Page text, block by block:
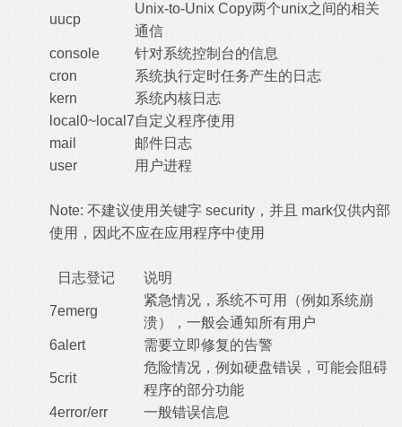
uucp
Unix-to-Unix Copy两个unix之间的相关
通信
console
针对系统控制台的信息
cron
系统执行定时任务产生的日志
kern
系统内核日志
local0~local7自定义程序使用
mail
邮件日志
user
用户进程
Note: 不建议使用关键字 security，并且 mark仅供内部
使用，因此不应在应用程序中使用
日志登记 说明
7emerg
紧急情况，系统不可用（例如系统崩
溃），一般会通知所有用户
6alert 需要立即修复的告警
5crit
危险情况，例如硬盘错误，可能会阻碍
程序的部分功能
4error/err
一般错误信息